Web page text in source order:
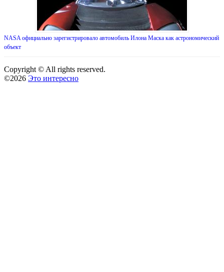
NASA официально зарегистрировало автомобиль Илона Маска как астрономический
объект
Copyright © All rights reserved.
©2026 Это интересно